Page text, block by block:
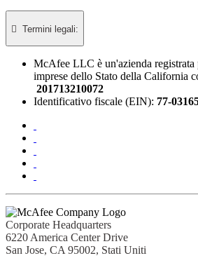
 Termini legali:​
McAfee LLC è un'azienda registrata
imprese dello Stato della California
201713210072
Identificativo fiscale (EIN): 77-
Corporate Headquarters
6220 America Center Drive
San Jose, CA 95002, Stati Uniti